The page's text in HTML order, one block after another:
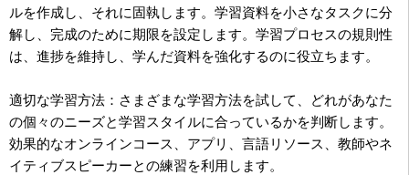
ルを作成し、それに固執します。学習資料を小さなタスクに分
解し、完成のために期限を設定します。学習プロセスの規則性
は、進捗を維持し、学んだ資料を強化するのに役立ちます。
適切な学習方法：さまざまな学習方法を試して、どれがあなた
の個々のニーズと学習スタイルに合っているかを判断します。
効果的なオンラインコース、アプリ、言語リソース、教師やネ
イティブスピーカーとの練習を利用します。